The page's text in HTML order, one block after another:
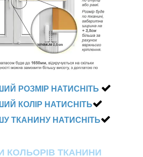
РОЗМІР НАТИСНІТЬ
КОЛІР НАТИСНІТЬ
ТКАНИНУ НАТИСНІТЬ
КОЛЬОРІВ ТКАНИНИ